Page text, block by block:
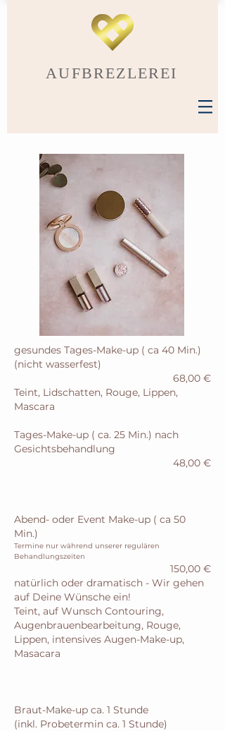
AUFBREZLEREI
gesundes Tages-Make-up ( ca 40 Min.)
(nicht wasserfest)
68,00 €
Teint, Lidschatten, Rouge, Lippen,
Mascara
Tages-Make-up ( ca. 25 Min.) nach
Gesichtsbehandlung
48,00 €
Abend- oder Event Make-up ( ca 50
Min.)
Termine nur während unserer regulären
Behandlungszeiten
150,00 €
natürlich oder dramatisch - Wir gehen
auf Deine Wünsche ein!
Teint, auf Wunsch Contouring,
Augenbrauenbearbeitung, Rouge,
Lippen, intensives Augen-Make-up,
Masacara
Braut-Make-up ca. 1 Stunde
(inkl. Probetermin ca. 1 Stunde)